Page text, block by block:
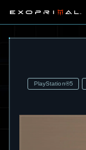
PlayStation®5